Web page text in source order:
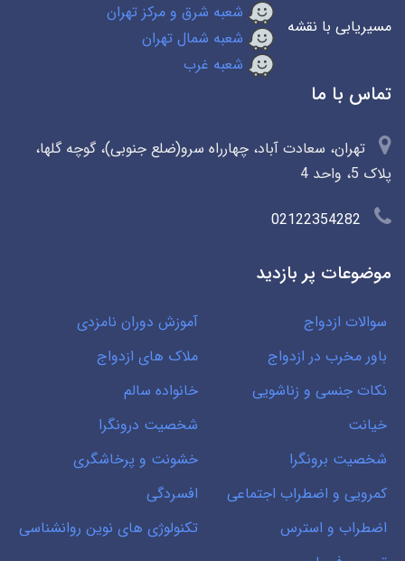
مسیریابی با نقشه
شعبه شرق و مرکز تهران
شعبه شمال تهران
شعبه غرب
تماس با ما
تهران، سعادت آباد، چهارراه سرو(ضلع جنوبی)، گوچه گلها،
پلاک 5، واحد 4
02122354282
موضوعات پر بازدید
سوالات ازدواج
آموزش دوران نامزدی
باور مخرب در ازدواج
ملاک های ازدواج
نکات جنسی و زناشویی
خانواده سالم
خیانت
شخصیت درونگرا
شخصیت برونگرا
خشونت و پرخاشگری
کمرویی و اضطراب اجتماعی
افسردگی
اضطراب و استرس
تکنولوژی های نوین روانشناسی